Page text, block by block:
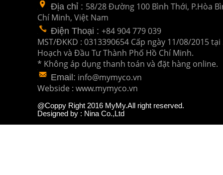
Địa chỉ : 58/28 Đường 100 Bình Thới, P.Hòa
Chí Minh, Việt Nam
Điện Thoại : +84 904 779 039
MST/ĐKKD : 0313390654 Cấp ngày 11/08/2015 tại
Hoạch và Đầu TưThành Phố Hồ Chí Minh.
* Không áp dụng thanh toán và đặt hàng online.
Email: info@mymyco.vn
Webside : www.mymyco.vn
@Coppy Right 2016 MyMy.All right reserved.
Designed by : Nina Co.,Ltd